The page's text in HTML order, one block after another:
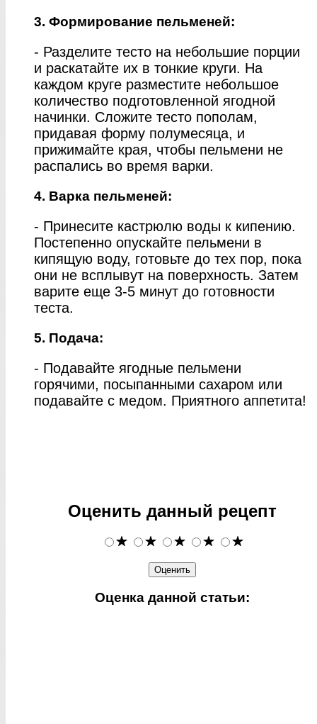
3. Формирование пельменей:
- Разделите тесто на небольшие порции
и раскатайте их в тонкие круги. На
каждом круге разместите небольшое
количество подготовленной ягодной
начинки. Сложите тесто пополам,
придавая форму полумесяца, и
прижимайте края, чтобы пельмени не
распались во время варки.
4. Варка пельменей:
- Принесите кастрюлю воды к кипению.
Постепенно опускайте пельмени в
кипящую воду, готовьте до тех пор, пока
они не всплывут на поверхность. Затем
варите еще 3-5 минут до готовности
теста.
5. Подача:
- Подавайте ягодные пельмени
горячими, посыпанными сахаром или
подавайте с медом. Приятного аппетита!
Оценить данный рецепт
Оценка данной статьи: